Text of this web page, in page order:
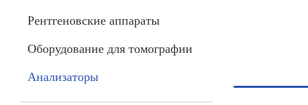
Рентгеновские аппараты
Оборудование для томографии
Анализаторы